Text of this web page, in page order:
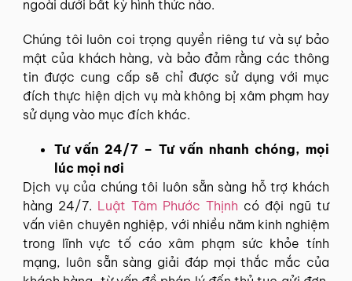
ngoài dưới bất kỳ hình thức nào.
Chúng tôi luôn coi trọng quyền riêng tư và sự bảo
mật của khách hàng, và bảo đảm rằng các thông
tin được cung cấp sẽ chỉ được sử dụng với mục
đích thực hiện dịch vụ mà không bị xâm phạm hay
sử dụng vào mục đích khác.
Tư vấn 24/7 – Tư vấn nhanh chóng, mọi
lúc mọi nơi
Dịch vụ của chúng tôi luôn sẵn sàng hỗ trợ khách
hàng 24/7. Luật Tâm Phước Thịnh có đội ngũ tư
vấn viên chuyên nghiệp, với nhiều năm kinh nghiệm
trong lĩnh vực tố cáo xâm phạm sức khỏe tính
mạng, luôn sẵn sàng giải đáp mọi thắc mắc của